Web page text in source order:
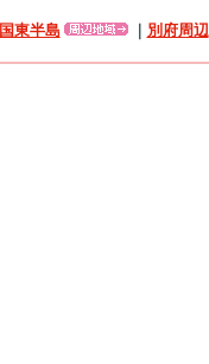
国東半島 別府周辺